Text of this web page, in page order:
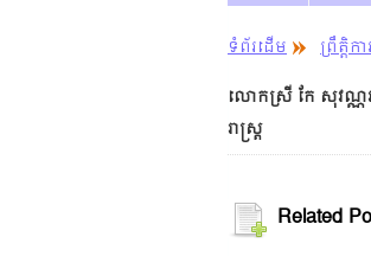
ទំព័រដើម
ព្រឹត្ដិ
លោកស្រី កែ សុវណ្
រាស្រ្ត
Related